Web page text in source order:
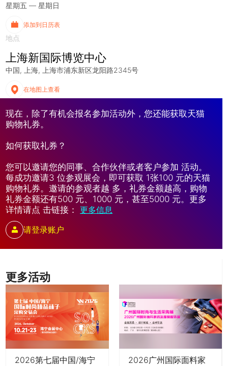
更多活动
2026第七届中国/海宁
2026广州国际面料家
星期五 — 星期日
添加到日历表
地点
上海新国际博览中心
中国 上海 上海市浦东新区龙阳路2345号
在地图上查看
现在，除了有机会报名参加活动外，您还能获取天猫
购物礼券。
如何获取礼券？
您可以邀请您的同事、合作伙伴或者客户参加 活动。
每成功邀请3 位参观展会，即可获取 1张100 元的天猫
购物礼券。邀请的参观者越 多，礼券金额越高，购物
礼券金额还有500 元、1000 元，甚至5000 元。更多
详情请点 击链接： 更多信息
请登录账户